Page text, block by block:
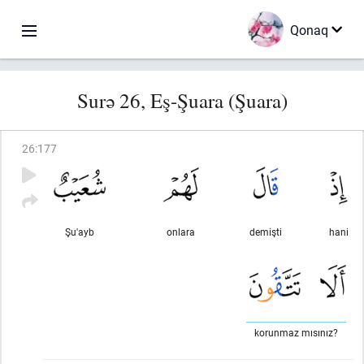
Qonaq
Surə 26, Eş-Şuara (Şuara)
26:177
hani
demişti
onlara
Şu'ayb
korunmaz mısınız?